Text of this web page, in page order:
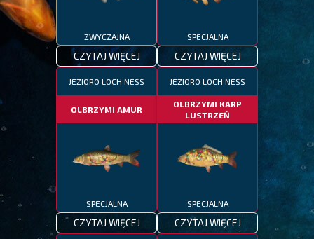
ZWYCZAJNA
CZYTAJ WIĘCEJ
SPECJALNA
CZYTAJ WIĘCEJ
JEZIORO LOCH NESS
OLBRZYMI AMUR
SPECJALNA
CZYTAJ WIĘCEJ
JEZIORO LOCH NESS
OLBRZYMI KARP
LUSTRZEŃ
SPECJALNA
CZYTAJ WIĘCEJ